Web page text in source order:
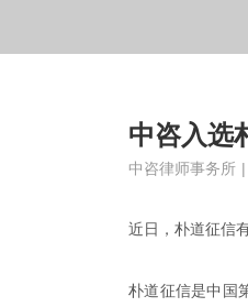
中咨入选
中咨律师事务所 |
近日，朴道征信
朴道征信是中国